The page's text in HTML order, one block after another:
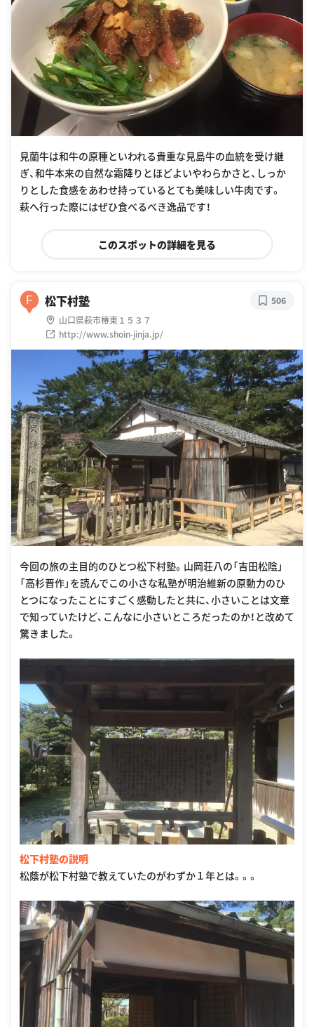
見蘭牛は和牛の原種といわれる貴重な見島牛の血統を受け継
ぎ、和牛本来の自然な霜降りとほどよいやわらかさと、しっか
りとした食感をあわせ持っているとても美味しい牛肉です。
萩へ行った際にはぜひ食べるべき逸品です！
このスポットの詳細を見る
F 松下村塾
山口県萩市椿東１５３７
http://www.shoin-jinja.jp/
506
今回の旅の主目的のひとつ松下村塾。山岡荘八の「吉田松陰」
「高杉晋作」を読んでこの小さな私塾が明治維新の原動力のひ
とつになったことにすごく感動したと共に、小さいことは文章
で知っていたけど、こんなに小さいところだったのか！と改めて
驚きました。
松下村塾の説明
松蔭が松下村塾で教えていたのがわずか１年とは。。。